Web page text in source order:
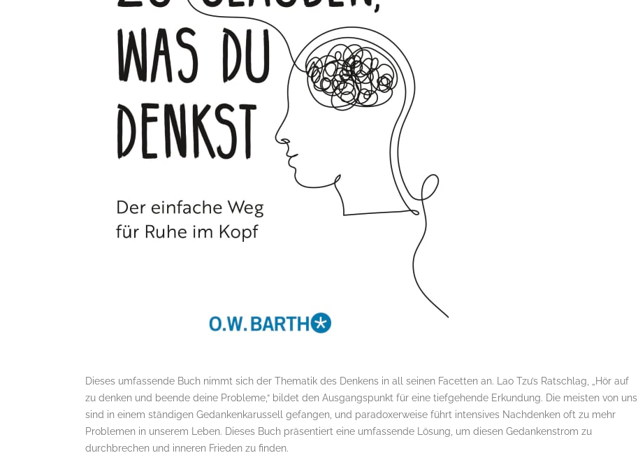
Dieses umfassende Buch nimmt sich der Thematik des Denkens in all seinen Facetten an. Lao Tzu’s Ratschlag, „Hör auf
zu denken und beende deine Probleme,“ bildet den Ausgangspunkt für eine tiefgehende Erkundung. Die meisten von uns
sind in einem ständigen Gedankenkarussell gefangen, und paradoxerweise führt intensives Nachdenken oft zu mehr
Problemen in unserem Leben. Dieses Buch präsentiert eine umfassende Lösung, um diesen Gedankenstrom zu
durchbrechen und inneren Frieden zu finden.